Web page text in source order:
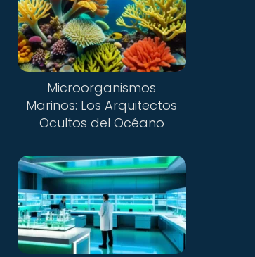
Microorganismos
Marinos: Los Arquitectos
Ocultos del Océano